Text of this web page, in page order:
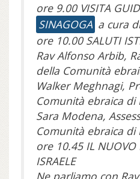
ore 9.00 VISITA
SINAGOGA a cura
ore 10.00 SALUTI
Rav Alfonso Arbib,
della Comunità
Walker Meghnagi,
Comunità ebraica di
Sara Modena,
Comunità ebraica di
ore 10.45 IL NUOVO
ISRAELE
Ne parliamo con